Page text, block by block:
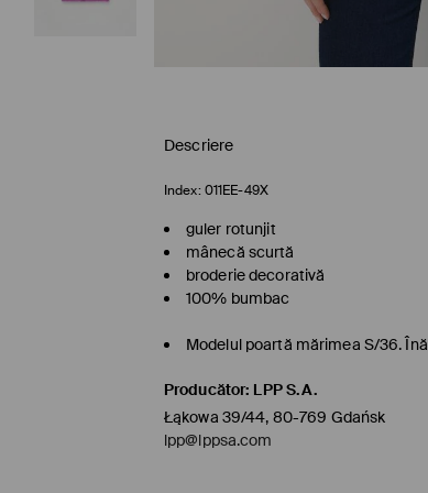
Descriere
Index: 011EE-49X
guler rotunjit
mânecă scurtă
broderie decorativă
100% bumbac
Modelul poartă mărimea S/36.
Producător: LPP S.A.
Łąkowa 39/44, 80-769 Gdańsk
lpp@lppsa.com